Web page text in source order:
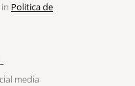
Politica de
media